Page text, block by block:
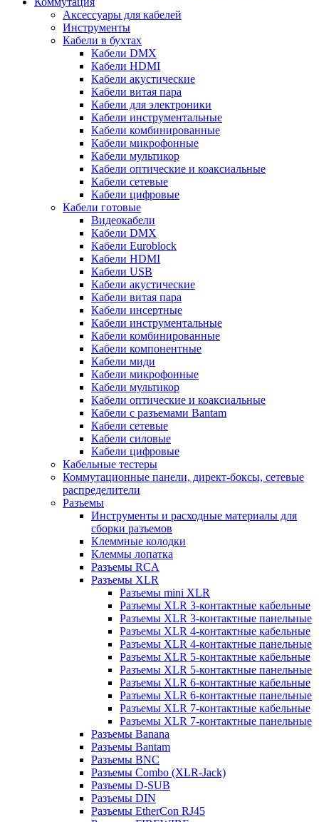
Аксессуары для кабелей
Инструменты
Кабели в бухтах
Кабели DMX
Кабели HDMI
Кабели акустические
Кабели витая пара
Кабели для электроники
Кабели инструментальные
Кабели комбинированные
Кабели микрофонные
Кабели мультикор
Кабели оптические и коаксиальные
Кабели сетевые
Кабели цифровые
Кабели готовые
Видеокабели
Кабели DMX
Кабели Euroblock
Кабели HDMI
Кабели USB
Кабели акустические
Кабели витая пара
Кабели инсертные
Кабели инструментальные
Кабели комбинированные
Кабели компонентные
Кабели миди
Кабели микрофонные
Кабели мультикор
Кабели оптические и коаксиальные
Кабели с разъемами Bantam
Кабели сетевые
Кабели силовые
Кабели цифровые
Кабельные тестеры
Коммутационные панели, директ-боксы, сетевые
распределители
Разъемы
Инструменты и расходные материалы для
сборки разъемов
Клеммные колодки
Клеммы лопатка
Разъемы RCA
Разъемы XLR
Разъемы mini XLR
Разъемы XLR 3-контактные кабельные
Разъемы XLR 3-контактные панельные
Разъемы XLR 4-контактные кабельные
Разъемы XLR 4-контактные панельные
Разъемы XLR 5-контактные кабельные
Разъемы XLR 5-контактные панельные
Разъемы XLR 6-контактные кабельные
Разъемы XLR 6-контактные панельные
Разъемы XLR 7-контактные кабельные
Разъемы XLR 7-контактные панельные
Разъемы Banana
Разъемы Bantam
Разъемы BNC
Разъемы Combo (XLR-Jack)
Разъемы D-SUB
Разъемы DIN
Разъемы EtherCon RJ45